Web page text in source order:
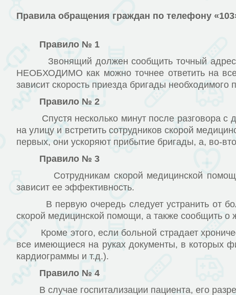
Правила обращения граждан по телефону
Правило № 1
Звонящий должен сообщить точный адрес
НЕОБХОДИМО как можно точнее ответить на
зависит скорость приезда бригады
Правило № 2
Спустя несколько минут после разговора с
на улицу и встретить сотрудников скорой
первых, они ускоряют прибытие бригады, а, во-
Правило № 3
Сотрудникам скорой медицинской помощи,
зависит ее эффективность.
В первую очередь следует устранить от
скорой медицинской помощи, а также сообщить
Кроме этого, если больной страдает
все имеющиеся на руках документы, в которых
кардиограммы и т.д.).
Правило № 4
В случае госпитализации пациента, его